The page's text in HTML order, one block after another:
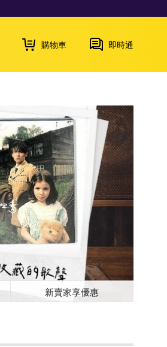
購物車 即時通
新賣家享優惠